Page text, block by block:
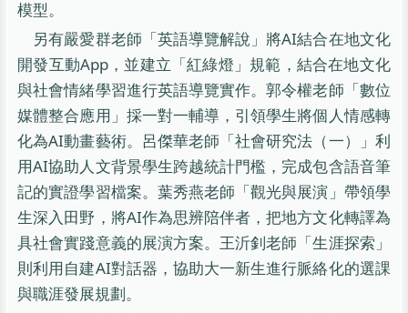
模型。
另有嚴愛群老師「英語導覽解說」將AI結合在地文化
開發互動App，並建立「紅綠燈」規範，結合在地文化
與社會情緒學習進行英語導覽實作。郭令權老師「數位
媒體整合應用」採一對一輔導，引領學生將個人情感轉
化為AI動畫藝術。呂傑華老師「社會研究法（一）」利
用AI協助人文背景學生跨越統計門檻，完成包含語音筆
記的實證學習檔案。葉秀燕老師「觀光與展演」帶領學
生深入田野，將AI作為思辨陪伴者，把地方文化轉譯為
具社會實踐意義的展演方案。王沂釗老師「生涯探索」
則利用自建AI對話器，協助大一新生進行脈絡化的選課
與職涯發展規劃。